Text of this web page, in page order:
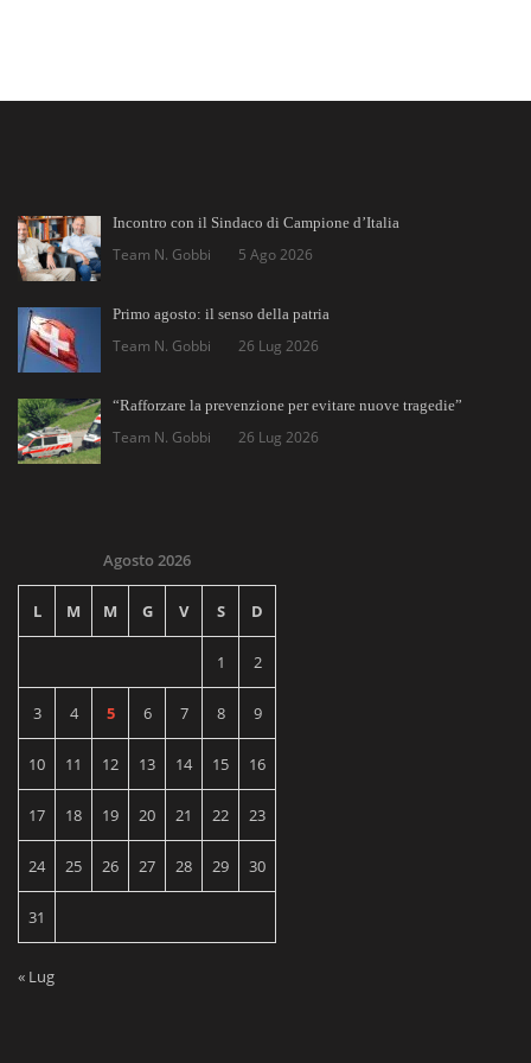
Incontro con il Sindaco di Campione d’Italia
Team N. Gobbi 5 Ago 2026
Primo agosto: il senso della patria
Team N. Gobbi 26 Lug 2026
“Rafforzare la prevenzione per evitare nuove tragedie”
Team N. Gobbi 26 Lug 2026
Agosto 2026
L M M G V S D
1 2
3 4 5 6 7 8 9
10 11 12 13 14 15 16
17 18 19 20 21 22 23
24 25 26 27 28 29 30
31
« Lug